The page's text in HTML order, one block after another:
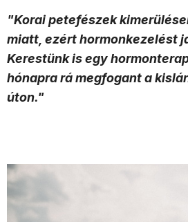
"Korai petefészek
miatt, ezért hormonkezelést
Kerestünk is egy
hónapra rá megfogant a
úton."